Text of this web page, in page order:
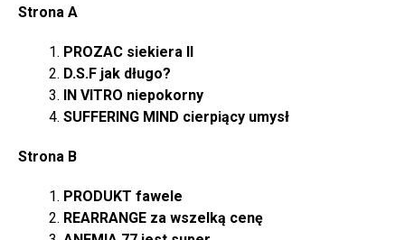
Strona A
PROZAC siekiera II
D.S.F jak długo?
IN VITRO niepokorny
SUFFERING MIND cierpiący umysł
Strona B
PRODUKT fawele
REARRANGE za wszelką cenę